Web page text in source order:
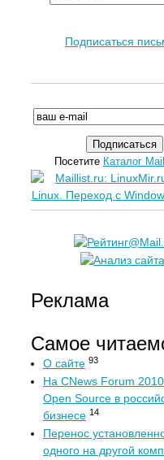
Подписаться
Посетите Каталог
Реклама
Самое
О сайте 93
На CNews Forum
Open Source в
бизнесе 14
Перенос
одного на другой